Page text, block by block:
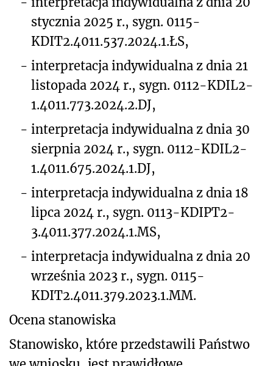
stycznia 2025 r., sygn. 0115-
KDIT2.4011.537.2024.1.ŁS,
- interpretacja indywidualna z dnia 21
listopada 2024 r., sygn. 0112-KDIL2-
1.4011.773.2024.2.DJ,
- interpretacja indywidualna z dnia 30
sierpnia 2024 r., sygn. 0112-KDIL2-
1.4011.675.2024.1.DJ,
- interpretacja indywidualna z dnia 18
lipca 2024 r., sygn. 0113-KDIPT2-
3.4011.377.2024.1.MS,
- interpretacja indywidualna z dnia 20
września 2023 r., sygn. 0115-
KDIT2.4011.379.2023.1.MM.
Ocena stanowiska
Stanowisko, które przedstawili Państwo